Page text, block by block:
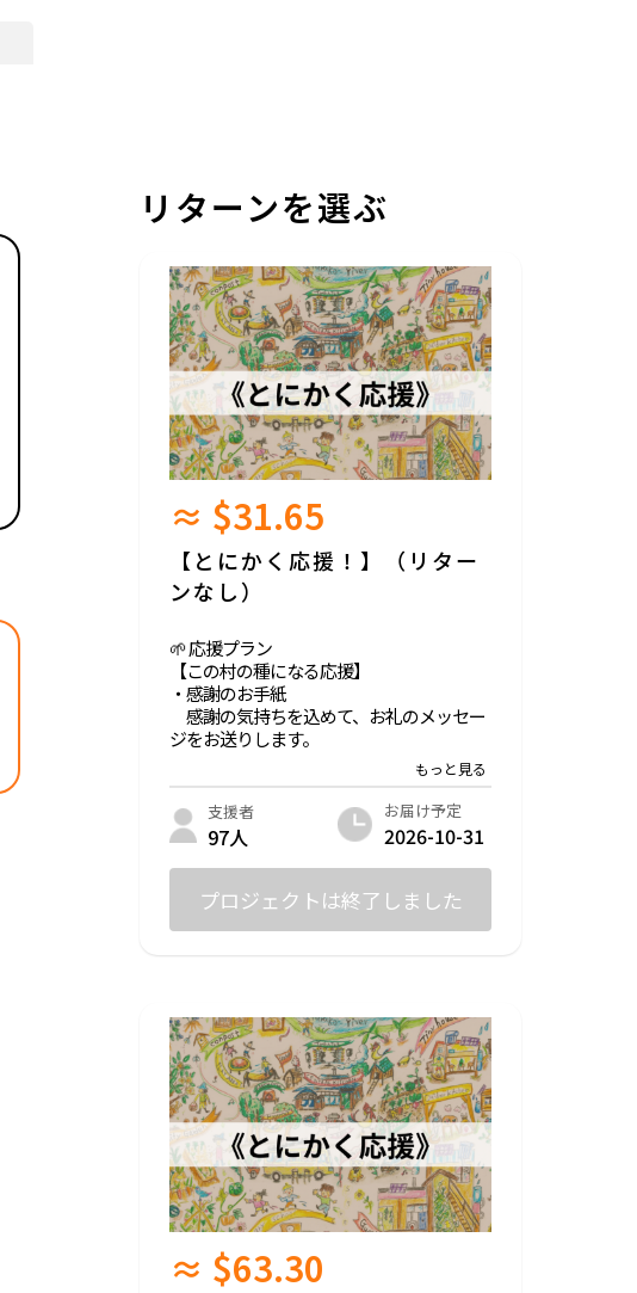
リターンを選ぶ
≈ $31.65
【とにかく応援！】（リター
ンなし）
🌱 応援プラン
【この村の種になる応援】
・感謝のお手紙
感謝の気持ちを込めて、お礼のメッセー
ジをお送りします。
・オンラインコミュニティ【TAKANASHI E
ARTH VILLAGE】参加権
支援者
97人
お届け予定
2026-10-31
プロジェクトは終了しました
≈ $63.30